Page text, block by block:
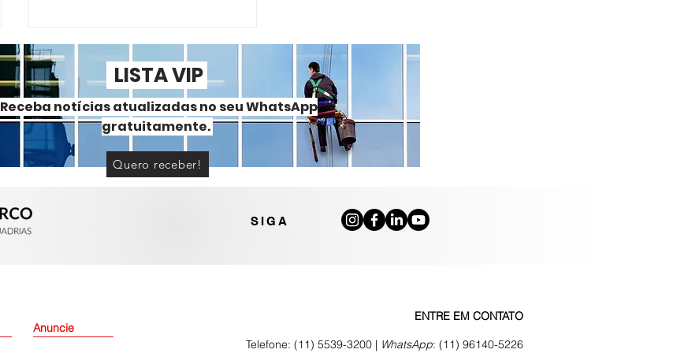
RolShow desenvolve
LISTA VIP
Receba notícias atualizadas no seu WhatsApp
gratuitamente.
Quero receber!
SIGA
Anuncie
ENTRE EM CONTATO
Telefone: (11) 5539-3200 | WhatsApp: (11) 96140-5226